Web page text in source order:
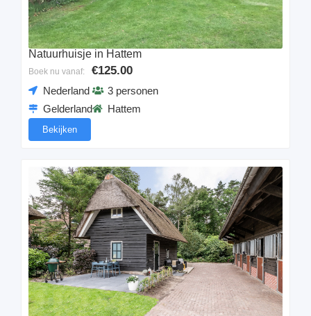
Natuurhuisje in Hattem
Boek nu vanaf: €125.00
Nederland
Gelderland
3 personen
Hattem
Bekijken